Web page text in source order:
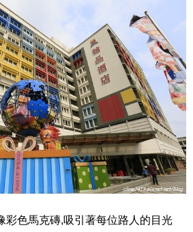
彩色馬克磚,吸引著每位路人的目光